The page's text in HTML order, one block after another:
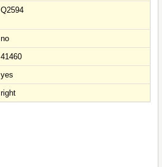
Q2594
no
41460
yes
right